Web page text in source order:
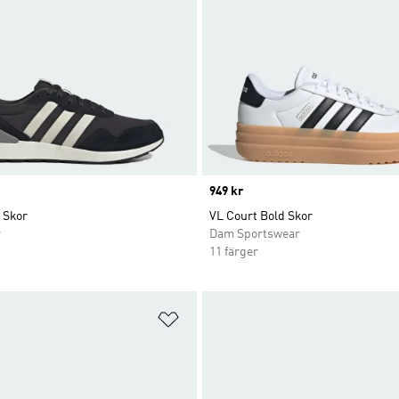
Skor
Price
949 kr
VL Court Bold Skor
Dam Sportswear
11 färger